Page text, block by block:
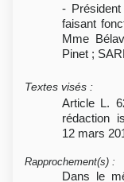
-
faisant
Mme
Pinet ;
Textes visés :
Article L.
rédaction
12 mars
Rapprochement(s) :
Dans le